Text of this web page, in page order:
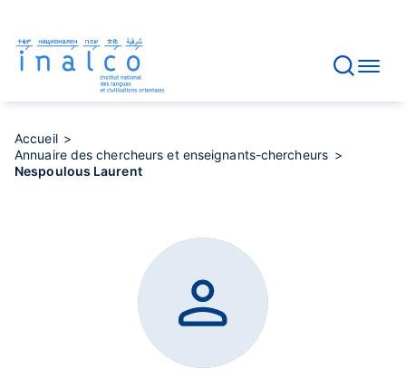
contenu
principal
Accueil
Annuaire des chercheurs et enseignants-chercheurs
Nespoulous Laurent